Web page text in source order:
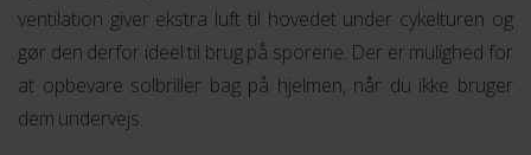
ventilation giver ekstra luft til hovedet under cykelturen og
gør den derfor ideel til brug på sporene. Der er mulighed for
at opbevare solbriller bag på hjelmen, når du ikke bruger
dem undervejs.